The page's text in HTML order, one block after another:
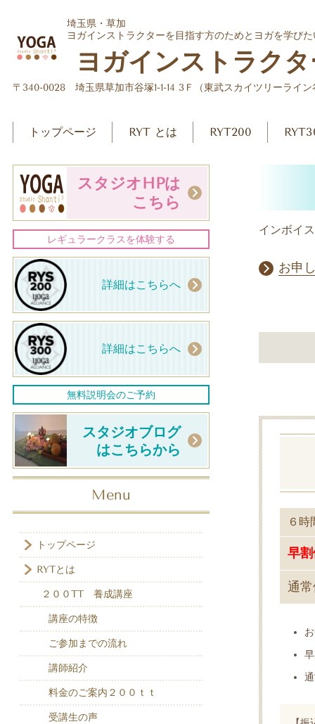
埼玉県・草加
ヨガインストラクターを目指す方のためとヨガを学び
ヨガインストラク
〒340-0028 埼玉県草加市谷塚1-1-14 3Ｆ（東武スカイツリーライン
トップページ RYT とは RYT200
インボイ
お申
６
早
通
スタジオHPは
こちら
レギュラークラスを体験する
詳細はこちらへ
詳細はこちらへ
無料説明会のご予約
スタジオブログ
はこちらから
Menu
トップページ
RYTとは
２００TT 養成講座
講座の特徴
ご参加までの流れ
講師紹介
料金のご案内２００ｔｔ
受講生の声